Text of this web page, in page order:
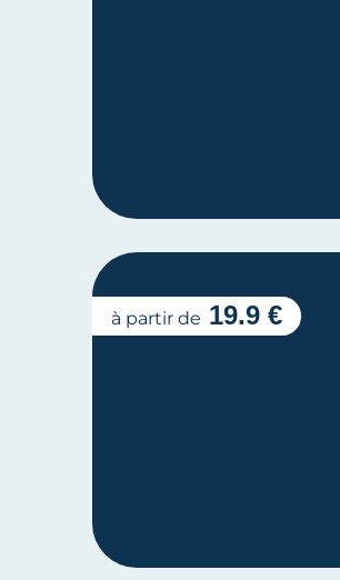
à partir de 19.9 €